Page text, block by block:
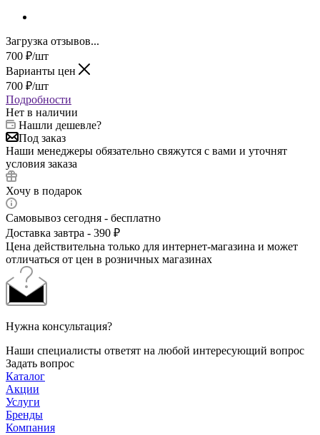
Загрузка отзывов...
700 ₽/шт
Варианты цен
700 ₽/шт
Подробности
Нет в наличии
Нашли дешевле?
Под заказ
Наши менеджеры обязательно свяжутся с вами и уточнят
условия заказа
Хочу в подарок
Самовывоз сегодня - бесплатно
Доставка завтра - 390 ₽
Цена действительна только для интернет-магазина и может
отличаться от цен в розничных магазинах
Нужна консультация?
Наши специалисты ответят на любой интересующий вопрос
Задать вопрос
Каталог
Акции
Услуги
Бренды
Компания